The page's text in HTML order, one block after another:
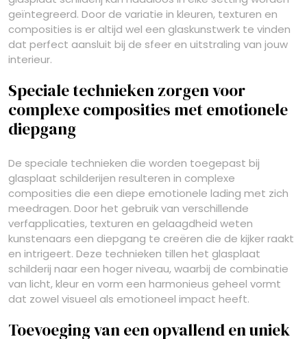
geïntegreerd. Door de variatie in kleuren, texturen en
composities is er altijd wel een glaskunstwerk te vinden
dat perfect aansluit bij de sfeer en uitstraling van jouw
interieur.
Speciale technieken zorgen voor
complexe composities met emotionele
diepgang
De speciale technieken die worden toegepast bij
glasplaat schilderijen resulteren in complexe
composities die een diepe emotionele lading met zich
meedragen. Door het gebruik van verschillende
verfapplicaties, texturen en gelaagdheid weten
kunstenaars een diepgang te creëren die de kijker raakt
en intrigeert. Deze technieken tillen het glasplaat
schilderij naar een hoger niveau, waarbij de combinatie
van licht, kleur en vorm een harmonieus geheel vormt
dat zowel visueel als emotioneel impact heeft.
Toevoeging van een opvallend en uniek